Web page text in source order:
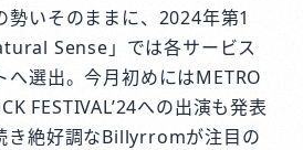
勢いそのままに、2024年第1
Sense」では各サービス
へ選出。今月初めにはMETRO
FESTIVAL’24への出演も発表
き絶好調なBillyrromが注目の